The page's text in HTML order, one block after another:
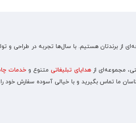
از برندتان هستیم. با سال‌ها تجربه در طراحی و
مجموعه‌ای ازهدایای تبلیغاتیمتنوع وخدمات
ما تماس بگیرید و با خیالی آسوده سفارش خود